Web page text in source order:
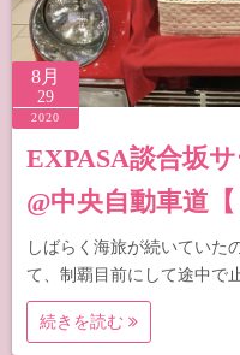
8月
29
2020
EXPASA談合坂
@中央自動車道【
しばらく海旅が続いていた
て、制覇目前にして途中で
続きを読む